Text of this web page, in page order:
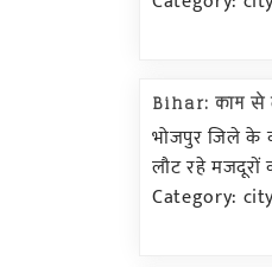
Bihar: काम से
भोजपुर जिले के
लौट रहे मजदूरों
Category: